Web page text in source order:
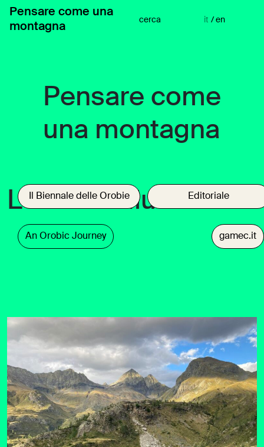
VaiPensare come una
montagna
cerca / en
it
Il Biennale delle Orobie Editoriale
An Orobic Journey gamec.it
Pensare come
una montagna
Lorenzo Giusti